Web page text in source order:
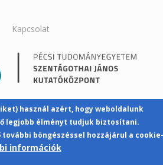
Kapcsolat
| Kancellária |
Igazgatóság 2019.
használ azért, hogy weboldalunk
legjobb élményt tudjuk biztosítani.
böngészéssel hozzájárul a cookie-
információk